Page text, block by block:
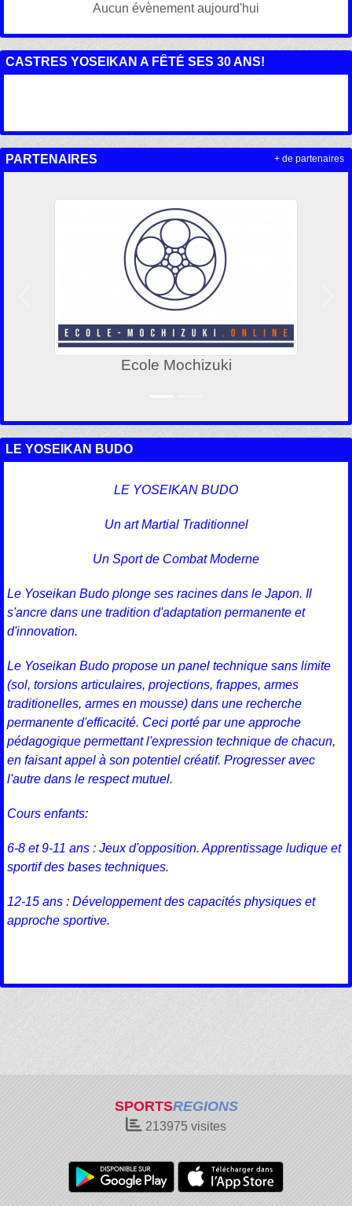
Aucun évènement aujourd'hui
CASTRES YOSEIKAN A FÊTÉ SES 30 ANS!
PARTENAIRES
Ecole Mochizuki
+ de partenaires
LE YOSEIKAN BUDO
LE YOSEIKAN BUDO
Un art Martial Traditionnel
Un Sport de Combat Moderne
Le Yoseikan Budo plonge ses racines dans le Japon. Il
s'ancre dans une tradition d'adaptation permanente et
d'innovation.
Le Yoseikan Budo propose un panel technique sans limite
(sol, torsions articulaires, projections, frappes, armes
traditionelles, armes en mousse) dans une recherche
permanente d'efficacité. Ceci porté par une approche
pédagogique permettant l'expression technique de chacun,
en faisant appel à son potentiel créatif. Progresser avec
l'autre dans le respect mutuel.
Cours enfants:
6-8 et 9-11 ans : Jeux d'opposition. Apprentissage ludique et
sportif des bases techniques.
12-15 ans : Développement des capacités physiques et
approche sportive.
SPORTSREGIONS
213975 visites